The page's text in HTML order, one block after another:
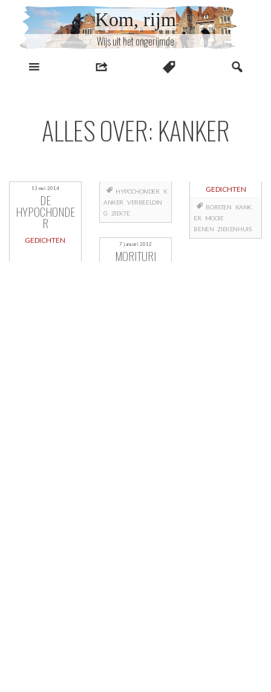
inhoud
Kom, rijm
Wijs uit het ongerijmde
ALLES OVER: KANKER
13 mei 2014
DE
HYPOCHONDE
R
GEDICHTEN
HYPOCHONDER
K
ANKER VERBEELDIN
G
ZIEKTE
7 januari 2012
MORITURI
GEDICHTEN
BORSTEN
KANK
ER
MOOIE
BENEN ZIEKENHUIS